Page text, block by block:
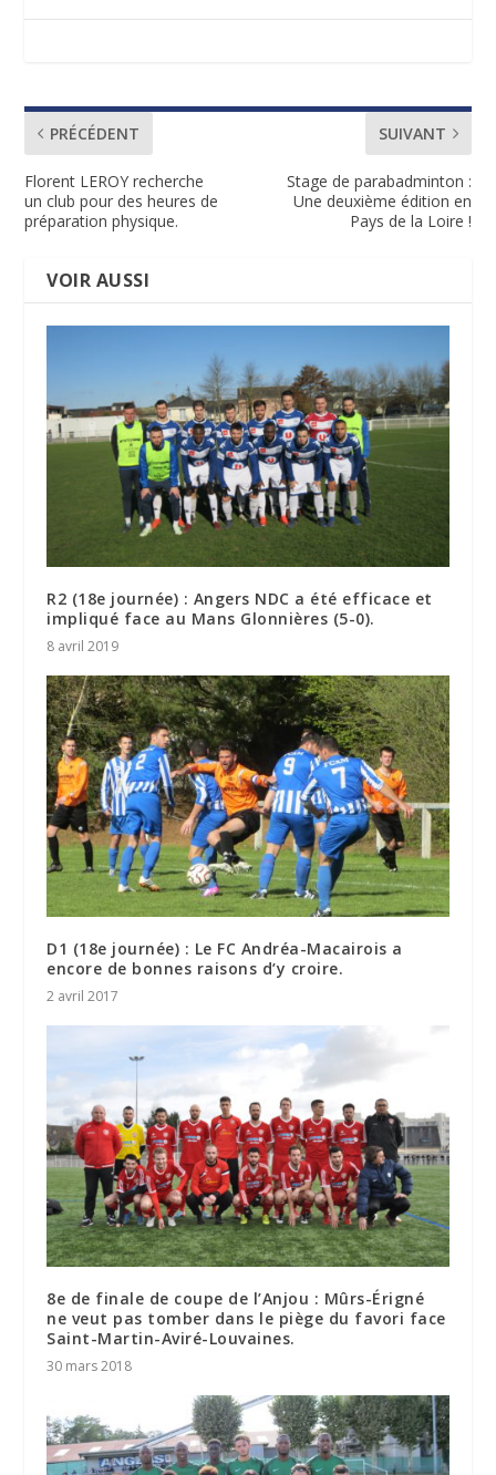
PRÉCÉDENT
Florent LEROY recherche
un club pour des heures de
préparation physique.
SUIVANT
Stage de parabadminton :
Une deuxième édition en
Pays de la Loire !
VOIR AUSSI
R2 (18e journée) : Angers NDC a été efficace et
impliqué face au Mans Glonnières (5-0).
8 avril 2019
D1 (18e journée) : Le FC Andréa-Macairois a
encore de bonnes raisons d’y croire.
2 avril 2017
8e de finale de coupe de l’Anjou : Mûrs-Érigné
ne veut pas tomber dans le piège du favori face
Saint-Martin-Aviré-Louvaines.
30 mars 2018